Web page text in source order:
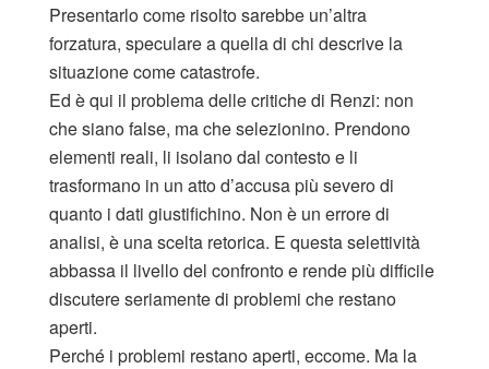
Presentarlo come risolto sarebbe un’altra
forzatura, speculare a quella di chi descrive la
situazione come catastrofe.
Ed è qui il problema delle critiche di Renzi: non
che siano false, ma che selezionino. Prendono
elementi reali, li isolano dal contesto e li
trasformano in un atto d’accusa più severo di
quanto i dati giustifichino. Non è un errore di
analisi, è una scelta retorica. E questa selettività
abbassa il livello del confronto e rende più difficile
discutere seriamente di problemi che restano
aperti.
Perché i problemi restano aperti, eccome. Ma la